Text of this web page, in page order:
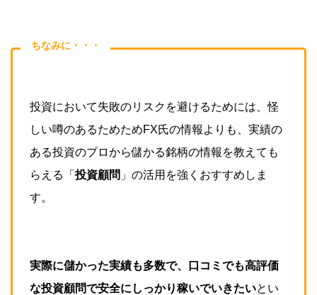
ちなみに・・・
投資において失敗のリスクを避けるためには、怪
しい噂のあるためためFX氏の情報よりも、実績の
ある投資のプロから儲かる銘柄の情報を教えても
らえる
「投資顧問 」の活用を強くおすすめしま
す。
実際に儲かった実績も多数で、口コミでも高評価
な投資顧問で安全にしっかり稼いでいきたいとい